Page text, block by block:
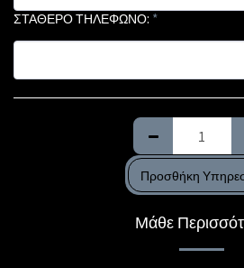
ΣΤΑΘΕΡΟ ΤΗΛΕΦΩΝΟ: *
Προσθήκη
Μάθε